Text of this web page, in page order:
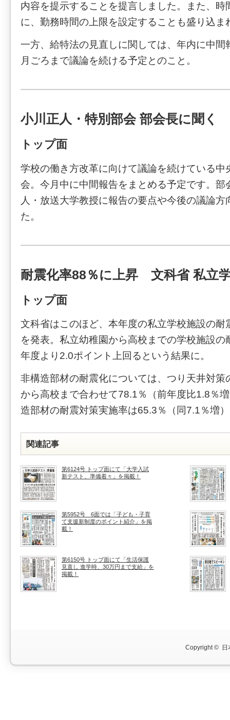
内容を提示することを提言しました。また、時
に、勤務時間の上限を設定することも盛り込ま
一方、給特法の見直しに関しては、年内に中間
月ごろまで議論を続ける予定とのこと。
小川正人・特別部会 部会長に聞く
トップ面
学校の働き方改革に向けて議論を続けている中
会。今月中に中間報告をまとめる予定です。部
人・放送大学教授に報告の要点や今後の議論方
た。
耐震化率88％に上昇 文科省 私立
トップ面
文科省はこのほど、本年度の私立学校施設の耐
を発表。私立幼稚園から高校までの学校施設
年度より2.0ポイント上回るという結果に。
非構造部材の耐震化については、つり天井対策
から高校まで合わせて78.1％（前年度比1.8％
造部材の耐震対策実施率は65.3％（同7.1％増
関連記事
第6124号 トップ面にて「大学入試
新テスト、準備着々」を掲載！
第5952号 6面では「子ども・子育
て支援新制度のポイント紹介」を掲
載！
第6150号 トップ面にて「生活保護
見直し 進学時、30万円まで支給」を
掲載！
Copyright © 日